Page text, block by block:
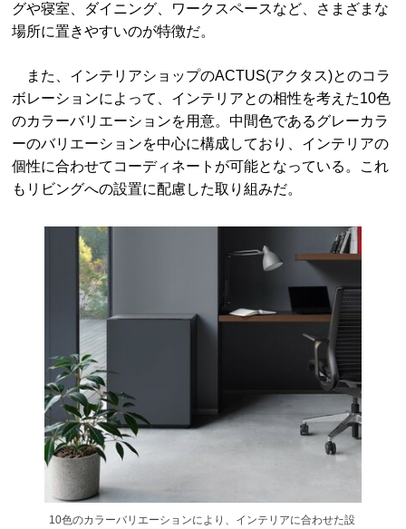
グや寝室、ダイニング、ワークスペースなど、さまざまな
場所に置きやすいのが特徴だ。
また、インテリアショップのACTUS(アクタス)とのコラ
ボレーションによって、インテリアとの相性を考えた10色
のカラーバリエーションを用意。中間色であるグレーカラ
ーのバリエーションを中心に構成しており、インテリアの
個性に合わせてコーディネートが可能となっている。これ
もリビングへの設置に配慮した取り組みだ。
10色のカラーバリエーションにより、インテリアに合わせた設